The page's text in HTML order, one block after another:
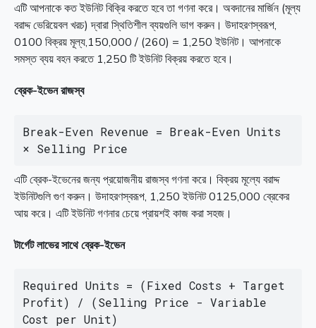
এটি আপনাকে কত ইউনিট বিক্রি করতে হবে তা গণনা করে। অবদানের মার্জিন (মূল্য
বরাদ্দ ভেরিয়েবল খরচ) দ্বারা স্থিতিশীল ব্যয়গুলি ভাগ করুন। উদাহরণস্বরূপ,
0100 বিক্রয় মূল্য,150,000 / (260) = 1,250 ইউনিট। আপনাকে
সমস্ত ব্যয় বহন করতে 1,250 টি ইউনিট বিক্রয় করতে হবে।
ব্রেক-ইভেন রাজস্ব
Break-Even Revenue = Break-Even Units
× Selling Price
এটি ব্রেক-ইভেনের জন্য প্রয়োজনীয় রাজস্ব গণনা করে। বিক্রয় মূল্যে বরাদ্দ
ইউনিটগুলি গুণ করুন। উদাহরণস্বরূপ, 1,250 ইউনিট 0125,000 ব্রেকের
আয় করে। এটি ইউনিট গণনার চেয়ে প্রায়শই কাজ করা সহজ।
টার্গেট লাভের সাথে ব্রেক-ইভেন
Required Units = (Fixed Costs + Target
Profit) / (Selling Price - Variable
Cost per Unit)